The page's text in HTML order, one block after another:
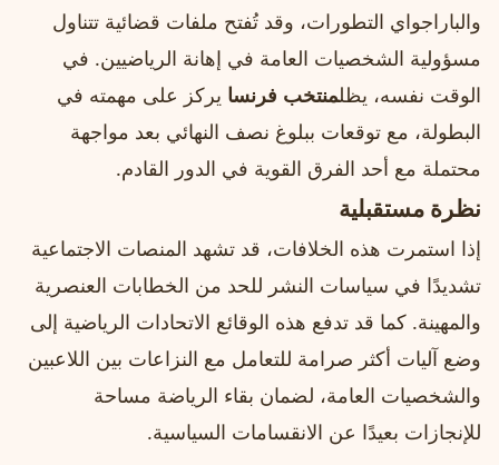
والباراجواي التطورات، وقد تُفتح ملفات قضائية تتناول
مسؤولية الشخصيات العامة في إهانة الرياضيين. في
الوقت نفسه، يظلمنتخب فرنسا يركز على مهمته في
البطولة، مع توقعات ببلوغ نصف النهائي بعد مواجهة
محتملة مع أحد الفرق القوية في الدور القادم.
نظرة مستقبلية
إذا استمرت هذه الخلافات، قد تشهد المنصات الاجتماعية
تشديدًا في سياسات النشر للحد من الخطابات العنصرية
والمهينة. كما قد تدفع هذه الوقائع الاتحادات الرياضية إلى
وضع آليات أكثر صرامة للتعامل مع النزاعات بين اللاعبين
والشخصيات العامة، لضمان بقاء الرياضة مساحة
للإنجازات بعيدًا عن الانقسامات السياسية.